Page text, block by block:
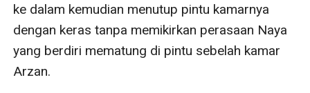
ke dalam kemudian menutup pintu kamarnya
dengan keras tanpa memikirkan perasaan Naya
yang berdiri mematung di pintu sebelah kamar
Arzan.